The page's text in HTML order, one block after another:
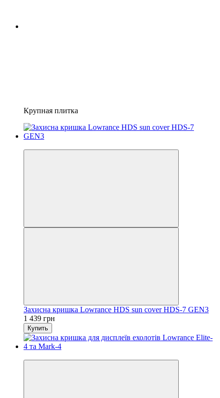
Крупная плитка
Захисна кришка Lowrance HDS sun cover HDS-7 GEN3
1 439 грн
Купить